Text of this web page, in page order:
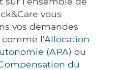
vous
vos demandes
comme l'Allocation
(APA) ou
du